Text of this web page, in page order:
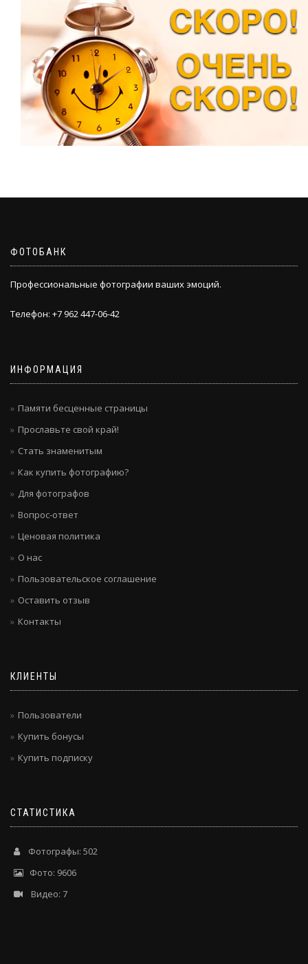
ФОТОБАНК
Профессиональные фотографии ваших эмоций.
Телефон: +7 962 447-06-42
ИНФОРМАЦИЯ
Памяти бесценные страницы
Прославьте свой край!
Стать знаменитым
Как купить фотографию?
Для фотографов
Вопрос-ответ
Ценовая политика
О нас
Пользовательское соглашение
Оставить отзыв
Контакты
КЛИЕНТЫ
Пользователи
Купить бонусы
Купить подписку
СТАТИСТИКА
Фотографы: 502
Фото: 9606
Видео: 7